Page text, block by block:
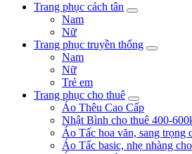
Trang phục cách tân
Nam
Nữ
Trang phục truyền thống
Nam
Nữ
Trẻ em
Trang phục cho thuê
Áo Thêu Cao Cấp
Nhật Bình cho thuê 400-
Áo Tấc hoa văn, sang trọng
Áo Tấc basic, nhẹ nhàng